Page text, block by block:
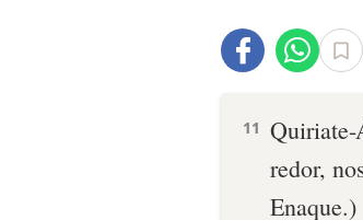
11 Quiriate-
redor,
Enaque.)